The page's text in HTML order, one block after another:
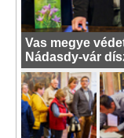
Vas megye
Nádasdy-vár